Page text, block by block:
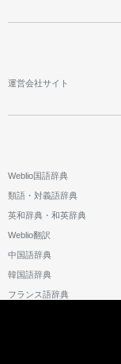
運営会社サイト
Weblio国語辞典
類語・対義語辞典
英和辞典・和英辞典
Weblio翻訳
中国語辞典
韓国語辞典
フランス語辞典